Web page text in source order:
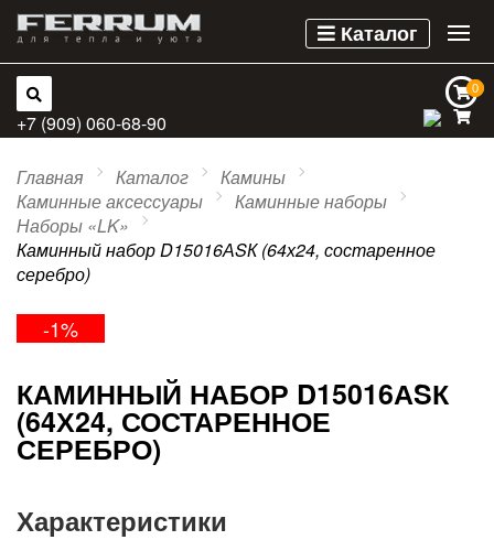
Каталог
0
0
+7 (909) 060-68-90
Главная Каталог
Камины
Каминные аксессуары
Каминные наборы
Наборы «LK»
Каминный набор D15016АSК (64х24, состаренное
серебро)
-1%
КАМИННЫЙ НАБОР D15016АSК
(64Х24, СОСТАРЕННОЕ
СЕРЕБРО)
Характеристики